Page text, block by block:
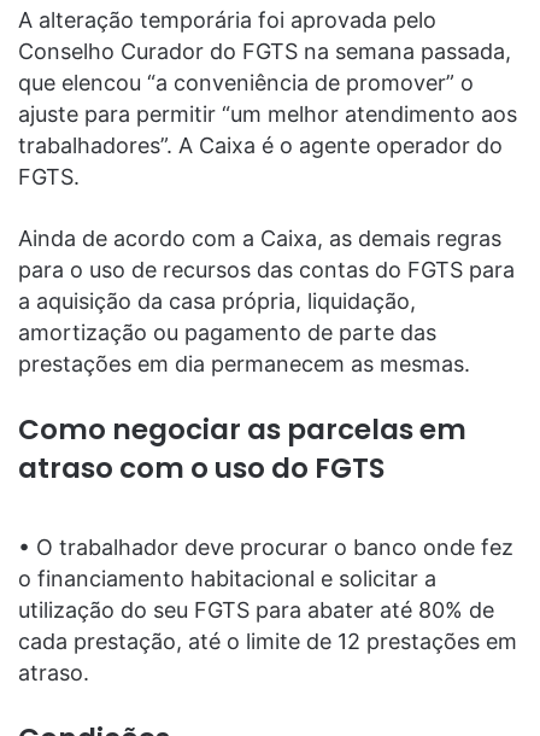
A alteração temporária foi aprovada pelo
Conselho Curador do FGTS na semana passada,
que elencou “a conveniência de promover” o
ajuste para permitir “um melhor atendimento aos
trabalhadores”. A Caixa é o agente operador do
FGTS.
Ainda de acordo com a Caixa, as demais regras
para o uso de recursos das contas do FGTS para
a aquisição da casa própria, liquidação,
amortização ou pagamento de parte das
prestações em dia permanecem as mesmas.
Como negociar as parcelas em
atraso com o uso do FGTS
• O trabalhador deve procurar o banco onde fez
o financiamento habitacional e solicitar a
utilização do seu FGTS para abater até 80% de
cada prestação, até o limite de 12 prestações em
atraso.